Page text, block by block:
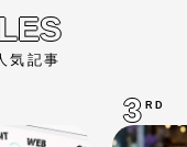
気記事
3 RD